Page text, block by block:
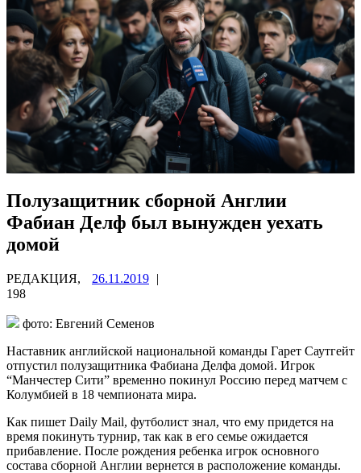
Полузащитник сборной Англии
Фабиан Делф был вынужден уехать
домой
РЕДАКЦИЯ, 26.11.2019 |
198
фото: Евгений Семенов
Наставник английской национальной команды Гарет Саутгейт
отпустил полузащитника Фабиана Делфа домой. Игрок
“Манчестер Сити” временно покинул Россию перед матчем с
Колумбией в 18 чемпионата мира.
Как пишет Daily Mail, футболист знал, что ему придется на
время покинуть турнир, так как в его семье ожидается
прибавление. После рождения ребенка игрок основного
состава сборной Англии вернется в расположение команды.